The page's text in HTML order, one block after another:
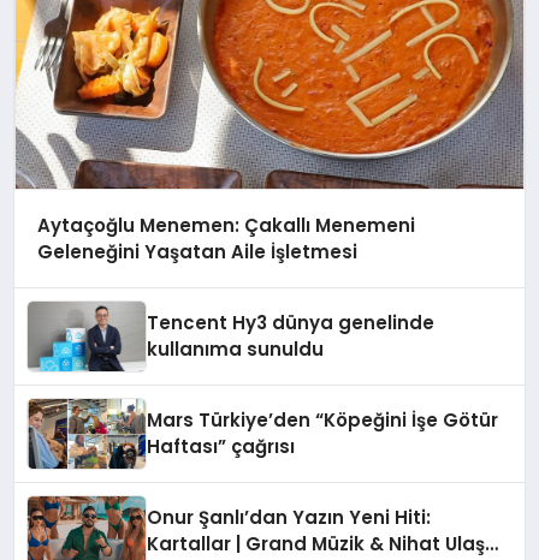
Aytaçoğlu Menemen: Çakallı Menemeni
Geleneğini Yaşatan Aile İşletmesi
Tencent Hy3 dünya genelinde
kullanıma sunuldu
Mars Türkiye’den “Köpeğini İşe Götür
Haftası” çağrısı
Onur Şanlı’dan Yazın Yeni Hiti:
Kartallar | Grand Müzik & Nihat Ulaş